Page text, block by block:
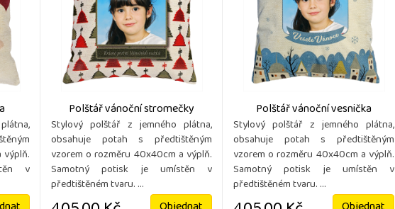
v
Polštář vánoční stromečky
Stylový polštář z jemného plátna,
obsahuje potah s předtištěným
vzorem o rozměru 40x40cm a výplň.
Samotný potisk je umístěn v
předtištěném tvaru. ...
Polštář vánoční vesnička
Stylový polštář z jemného plátna,
obsahuje potah s předtištěným
vzorem o rozměru 40x40cm a výplň.
Samotný potisk je umístěn v
předtištěném tvaru. ...